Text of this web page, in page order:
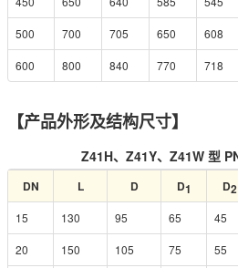
500 700 705 650 608
600 800 840 770 718
【产品外形及结构尺寸】
Z41H、Z41Y、Z41W 型
DN L D D1 D2
15 130 95 65 45
20 150 105 75 55